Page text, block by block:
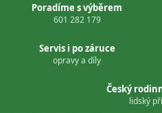
Poradíme s výběrem
601 282 179
Servis i po záruce
opravy a díly
Český
lidský